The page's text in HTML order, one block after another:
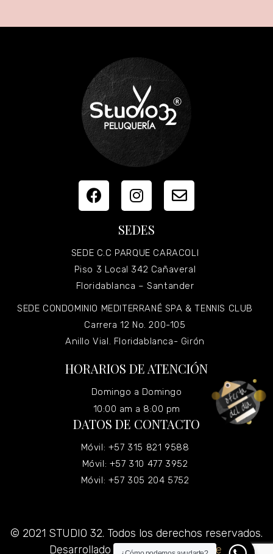
SEDES
SEDE C.C PARQUE CARACOLI
Piso 3 Local 342 Cañaveral
Floridablanca – Santander
SEDE CONDOMINIO MEDITERRANÉ SPA & TENNIS CLUB
Carrera 12 No. 200-105
Anillo Vial. Floridablanca- Girón
HORARIOS DE ATENCIÓN
Domingo a Domingo
10:00 am a 8:00 pm
DATOS DE CONTACTO
Móvil: +57 315 821 9588
Móvil: +57 310 477 3952
Móvil: +57 305 204 5752
© 2021 STUDIO 32. Todos los derechos reservados.
Desarrollado porGrupo Virtualizate.